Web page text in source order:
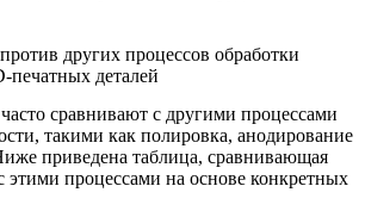
других процессов обработки
печатных деталей
сравнивают с другими процессами
такими как полировка, анодирование
приведена таблица, сравнивающая
этими процессами на основе конкретных